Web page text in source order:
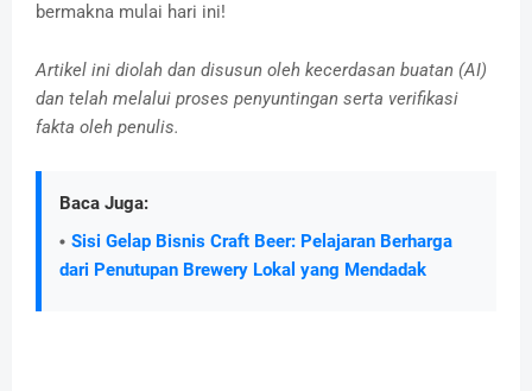
bermakna mulai hari ini!
Artikel ini diolah dan disusun oleh kecerdasan buatan (AI)
dan telah melalui proses penyuntingan serta verifikasi
fakta oleh penulis.
Baca Juga:
Sisi Gelap Bisnis Craft Beer: Pelajaran Berharga
dari Penutupan Brewery Lokal yang Mendadak